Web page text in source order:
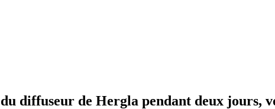
diffuseur de Hergla pendant deux jours,